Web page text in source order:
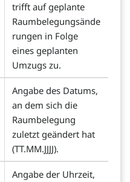
trifft auf geplante
Raumbelegungsände
rungen in Folge
eines geplanten
Umzugs zu.
Angabe des Datums,
an dem sich die
Raumbelegung
zuletzt geändert hat
(TT.MM.JJJJ).
Angabe der Uhrzeit,